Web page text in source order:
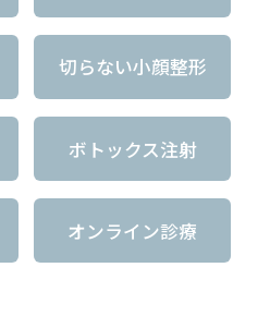
切らない小顔整形
ボトックス注射
オンライン診療